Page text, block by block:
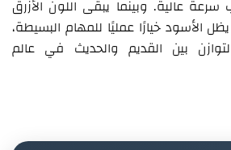
عالية. وبينما يبقى اللون الأزرق
الأسود خيارًا عمليًا للمهام البسيطة،
بين القديم والحديث في عالم